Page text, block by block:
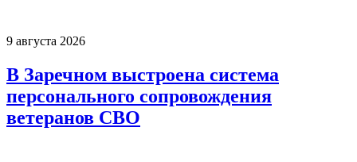
9 августа 2026
В Заречном выстроена система
персонального сопровождения
ветеранов СВО